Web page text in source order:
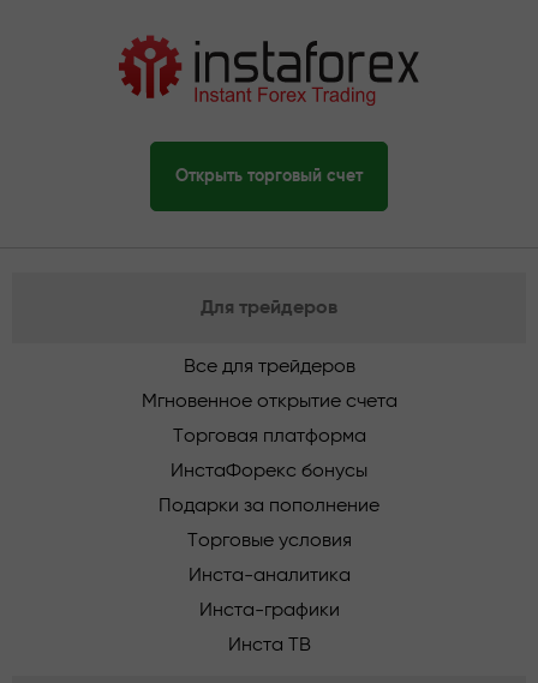
Открыть торговый счет
Для трейдеров
Все для трейдеров
Мгновенное открытие счета
Торговая платформа
ИнстаФорекс бонусы
Подарки за пополнение
Торговые условия
Инста-аналитика
Инста-графики
Инста ТВ